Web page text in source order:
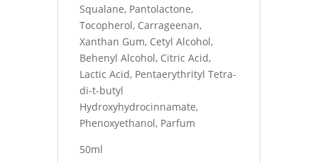
Squalane, Pantolactone,
Tocopherol, Carrageenan,
Xanthan Gum, Cetyl Alcohol,
Behenyl Alcohol, Citric Acid,
Lactic Acid, Pentaerythrityl Tetra-
di-t-butyl
Hydroxyhydrocinnamate,
Phenoxyethanol, Parfum
50ml